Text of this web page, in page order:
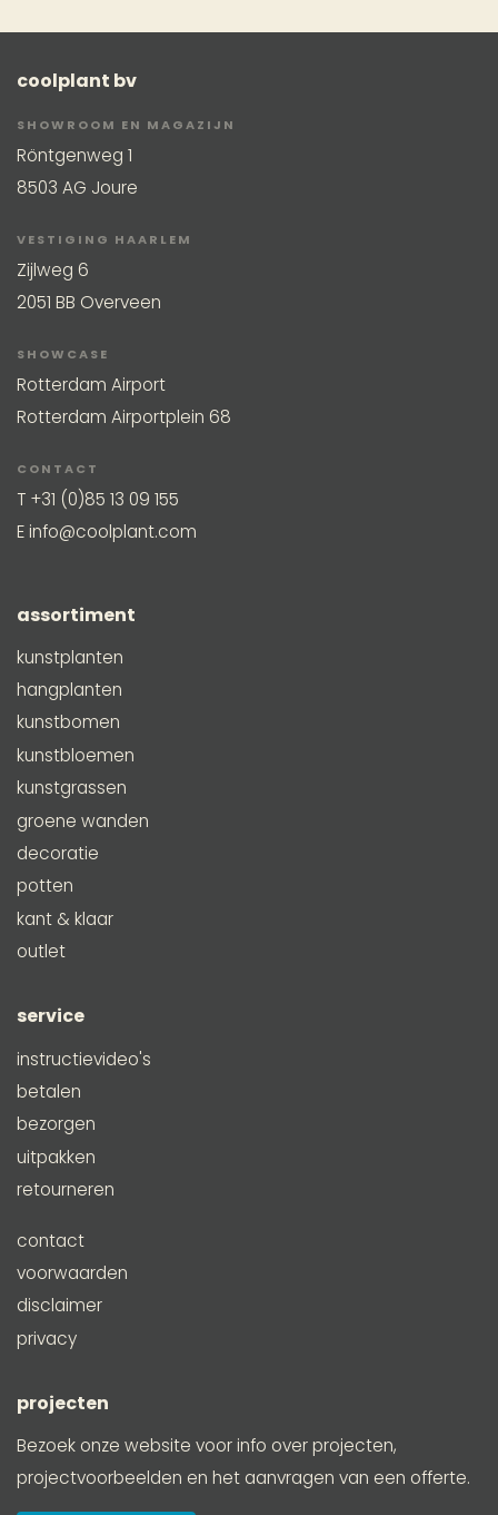
coolplant bv
SHOWROOM EN MAGAZIJN
Röntgenweg 1
8503 AG Joure
VESTIGING HAARLEM
Zijlweg 6
2051 BB Overveen
SHOWCASE
Rotterdam Airport
Rotterdam Airportplein 68
CONTACT
T +31 (0)85 13 09 155
Einfo@coolplant.com
assortiment
kunstplanten
hangplanten
kunstbomen
kunstbloemen
kunstgrassen
groene wanden
decoratie
potten
kant & klaar
outlet
service
instructievideo's
betalen
bezorgen
uitpakken
retourneren
contact
voorwaarden
disclaimer
privacy
projecten
Bezoek onze website voor info over projecten,
projectvoorbeelden en het aanvragen van een offerte.